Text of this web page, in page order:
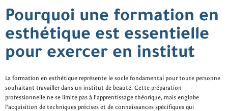
Pourquoi une formation en
esthétique est essentielle
pour exercer en institut
La formation en esthétique représente le socle fondamental pour toute personne
souhaitant travailler dans un institut de beauté. Cette préparation
professionnelle ne se limite pas à l'apprentissage théorique, mais englobe
l'acquisition de techniques précises et de connaissances spécifiques qui